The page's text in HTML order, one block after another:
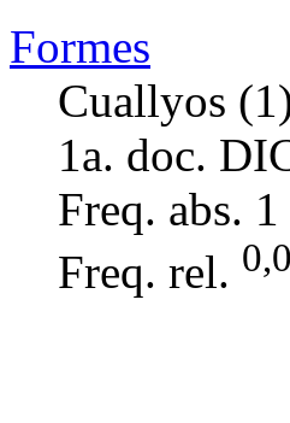
Formes
Cuallyos
1a. doc.
Freq. abs. 1
Freq. rel.